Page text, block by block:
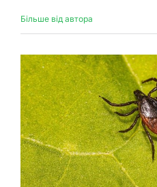
Більше від автора